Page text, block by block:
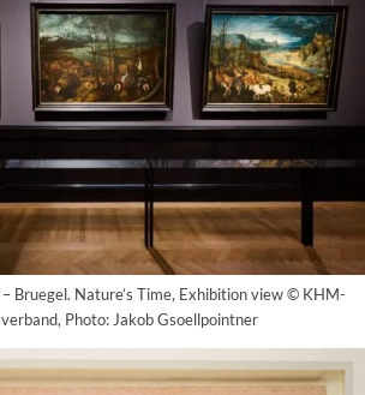
Bruegel. Nature’s Time, Exhibition view © KHM-
Photo: Jakob Gsoellpointner